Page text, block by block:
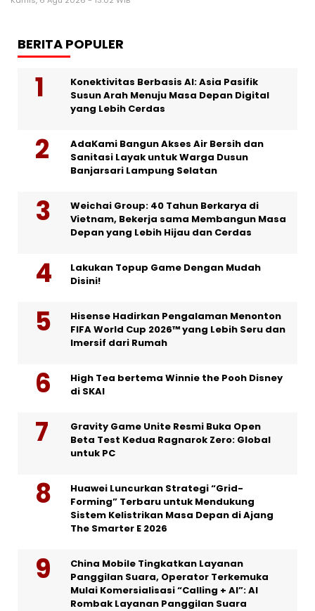
BERITA POPULER
Konektivitas Berbasis AI: Asia Pasifik
Susun Arah Menuju Masa Depan Digital
yang Lebih Cerdas
AdaKami Bangun Akses Air Bersih dan
Sanitasi Layak untuk Warga Dusun
Banjarsari Lampung Selatan
Weichai Group: 40 Tahun Berkarya di
Vietnam, Bekerja sama Membangun Masa
Depan yang Lebih Hijau dan Cerdas
Lakukan Topup Game Dengan Mudah
Disini!
Hisense Hadirkan Pengalaman Menonton
FIFA World Cup 2026™ yang Lebih Seru dan
Imersif dari Rumah
High Tea bertema Winnie the Pooh Disney
di SKAI
Gravity Game Unite Resmi Buka Open
Beta Test Kedua Ragnarok Zero: Global
untuk PC
Huawei Luncurkan Strategi “Grid-
Forming” Terbaru untuk Mendukung
Sistem Kelistrikan Masa Depan di Ajang
The Smarter E 2026
China Mobile Tingkatkan Layanan
Panggilan Suara, Operator Terkemuka
Mulai Komersialisasi “Calling + AI”: AI
Rombak Layanan Panggilan Suara